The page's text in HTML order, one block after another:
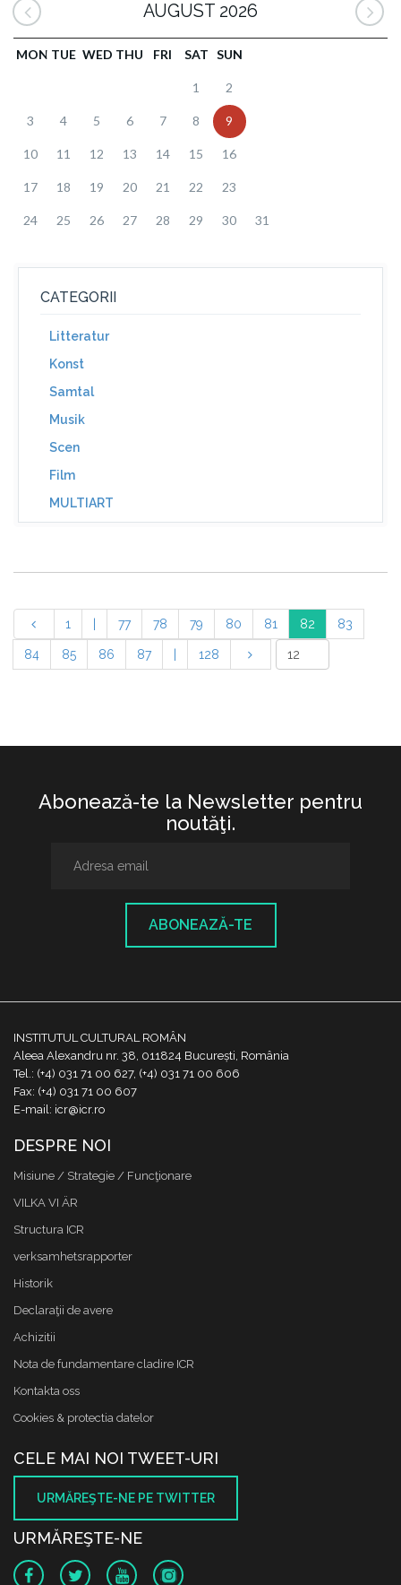
AUGUST 2026
MON TUE WED THU FRI SAT SUN
1 2
3 4 5 6 7 8 9
10 11 12 13 14 15 16
17 18 19 20 21 22 23
24 25 26 27 28 29 30 31
CATEGORII
Litteratur
Konst
Samtal
Musik
Scen
Film
MULTIART
1 77 78 79 80 81 82 83
84 85 86 87 128
Abonează-te la Newsletter pentru
noutăţi.
ABONEAZĂ-TE
INSTITUTUL CULTURAL ROMÂN
Aleea Alexandru nr. 38, 011824 București, România
Tel.: (+4) 031 71 00 627, (+4) 031 71 00 606
Fax: (+4) 031 71 00 607
E-mail: icr@icr.ro
DESPRE NOI
Misiune / Strategie / Funcţionare
VILKA VI ÄR
Structura ICR
verksamhetsrapporter
Historik
Declaraţii de avere
Achizitii
Nota de fundamentare cladire ICR
Kontakta oss
Cookies & protectia datelor
CELE MAI NOI TWEET-URI
URMĂREŞTE-NE PE TWITTER
URMĂREŞTE-NE